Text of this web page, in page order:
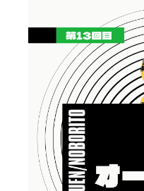
園内のご案内
生田緑地の樹木ごよみ
学校団体の雨天時の昼食場所
イベント情報
フード＆カフェ
活動団体
マネジメント会議
自然環境保全管理会議